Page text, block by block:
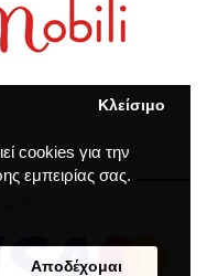
cookies για την
εμπειρίας σας.
Κλείσιμο
Αποδέχομαι